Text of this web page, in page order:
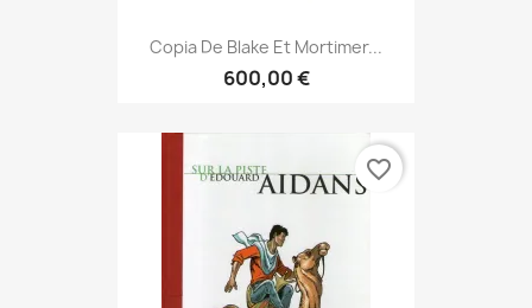
Copia De Blake Et Mortimer...
600,00 €
favorite_border